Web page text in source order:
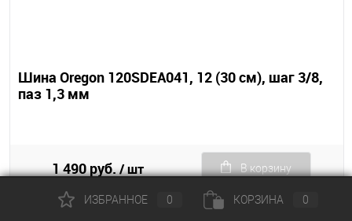
Шина Oregon 120SDEA041, 12 (30 см), шаг 3/8,
паз 1,3 мм
1 490 руб./ шт В корзину
ИЗБРАННОЕ 0 КОРЗИНА 0